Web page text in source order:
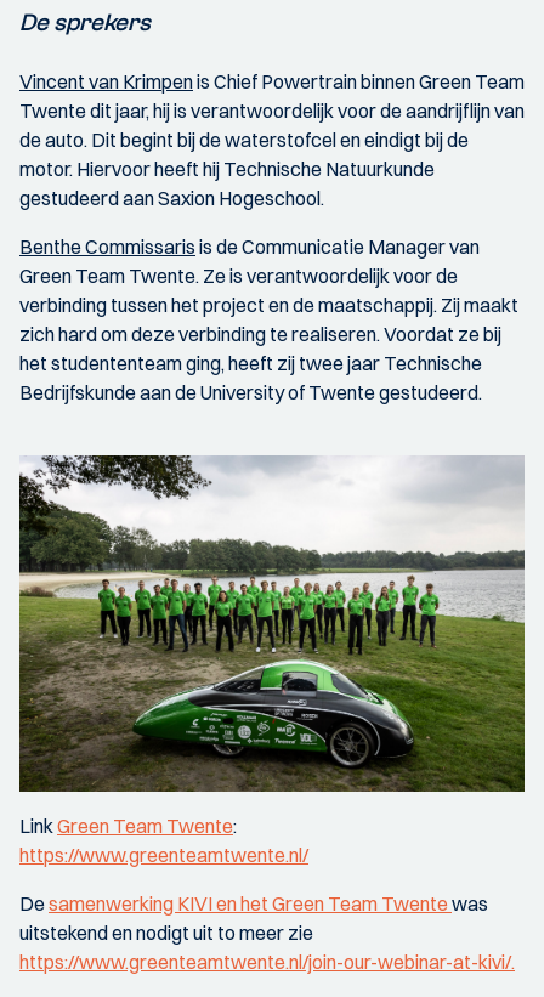
De sprekers
Vincent van Krimpenis Chief Powertrain binnen Green Team
Twente dit jaar, hij is verantwoordelijk voor de aandrijflijn van
de auto. Dit begint bij de waterstofcel en eindigt bij de
motor. Hiervoor heeft hij Technische Natuurkunde
gestudeerd aan Saxion Hogeschool.
Benthe Commissaris is de Communicatie Manager van
Green Team Twente. Ze is verantwoordelijk voor de
verbinding tussen het project en de maatschappij. Zij maakt
zich hard om deze verbinding te realiseren. Voordat ze bij
het studententeam ging, heeft zij twee jaar Technische
Bedrijfskunde aan de University of Twente gestudeerd.
LinkGreen Team Twente:
https://www.greenteamtwente.nl/
Desamenwerking KIVI en het Green Team Twentewas
uitstekend en nodigt uit to meer zie
https://www.greenteamtwente.nl/join-our-webinar-at-kivi/.